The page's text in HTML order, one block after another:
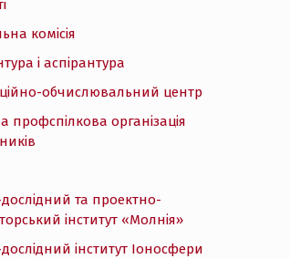
комісія
і аспірантура
обчислювальний центр
профспілкова організація
та проектно-
інститут «Молнія»
інститут Іоносфери